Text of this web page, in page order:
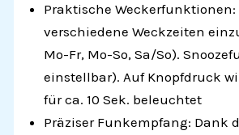
Praktische
verschiedene Weckzeiten
Mo-Fr, Mo-So, Sa/So).
einstellbar). Auf Knopfdruck
für ca. 10 Sek. beleuchtet
Präziser Funkempfang: Dank